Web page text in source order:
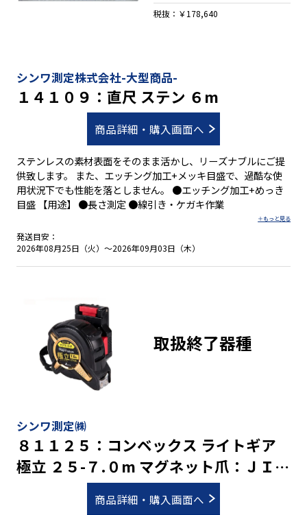
シンワ測定株式会社-大型商品-
１４１０９：直尺 ステン ６m
商品詳細・購入画面へ
ステンレスの素材表面をそのまま活かし、リーズナブルにご提
供致します。 また、エッチング加工+メッキ目盛で、過酷な使
用状況下でも性能を落としません。 ●エッチング加工+めっき
目盛 【用途】 ●長さ測定 ●線引き・ケガキ作業
発送目安：
2026年08月25日（火）～2026年09月03日（木）
税抜：￥178,640
シンワ測定㈱
８１１２５：コンベックス ライトギア
極立 ２５-７.０m マグネット爪：ＪＩＳ
適合品・ホルダー付
商品詳細・購入画面へ
取扱終了器種